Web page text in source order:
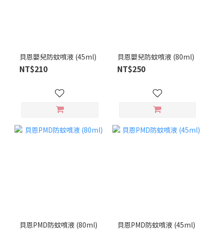
貝恩嬰兒防蚊噴液 (45ml)
NT$210
貝恩嬰兒防蚊噴液 (80ml)
NT$250
貝恩PMD防蚊噴液 (80ml) 貝恩PMD防蚊噴液 (45ml)